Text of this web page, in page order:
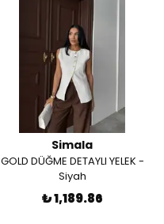
Simala
GOLD DÜĞME DETAYLI YELEK -
Siyah
₺ 1,189.86